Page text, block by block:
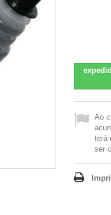
Ao
terá
ser